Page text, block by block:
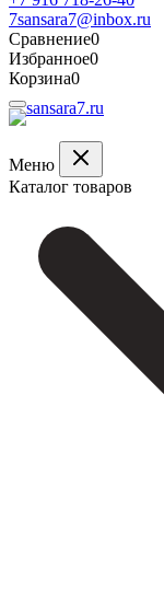
7sansara7@inbox.ru
Сравнение0
Избранное0
Корзина0
Меню
Каталог товаров